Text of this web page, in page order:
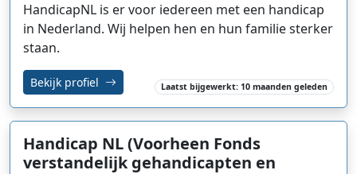
HandicapNL is er voor iedereen met een handicap
in Nederland. Wij helpen hen en hun familie sterker
staan.
Bekijk profiel Laatst bijgewerkt: 10 maanden geleden
Handicap NL (Voorheen Fonds
verstandelijk gehandicapten en